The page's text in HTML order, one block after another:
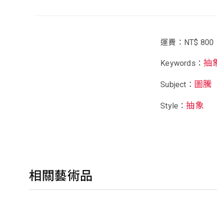
運費：NT$ 800
Keywords：抽
Subject： 圖騰
Style：抽象
相關藝術品